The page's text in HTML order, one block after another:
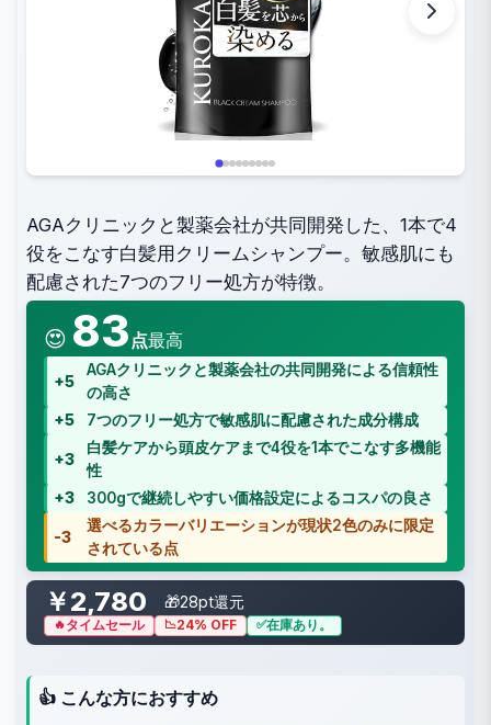
AGAクリニックと製薬会社が共同開発した、1本で4
役をこなす白髪用クリームシャンプー。敏感肌にも
配慮された7つのフリー処方が特徴。
😍 83 点最高
+5
AGAクリニックと製薬会社の共同開発による信頼性
の高さ
+5
7つのフリー処方で敏感肌に配慮された成分構成
+3
白髪ケアから頭皮ケアまで4役を1本でこなす多機能
性
+3
300gで継続しやすい価格設定によるコスパの良さ
-3
選べるカラーバリエーションが現状2色のみに限定
されている点
￥2,780 🎁28pt還元
タイムセール 24% OFF 在庫あり。
👍 こんな方におすすめ